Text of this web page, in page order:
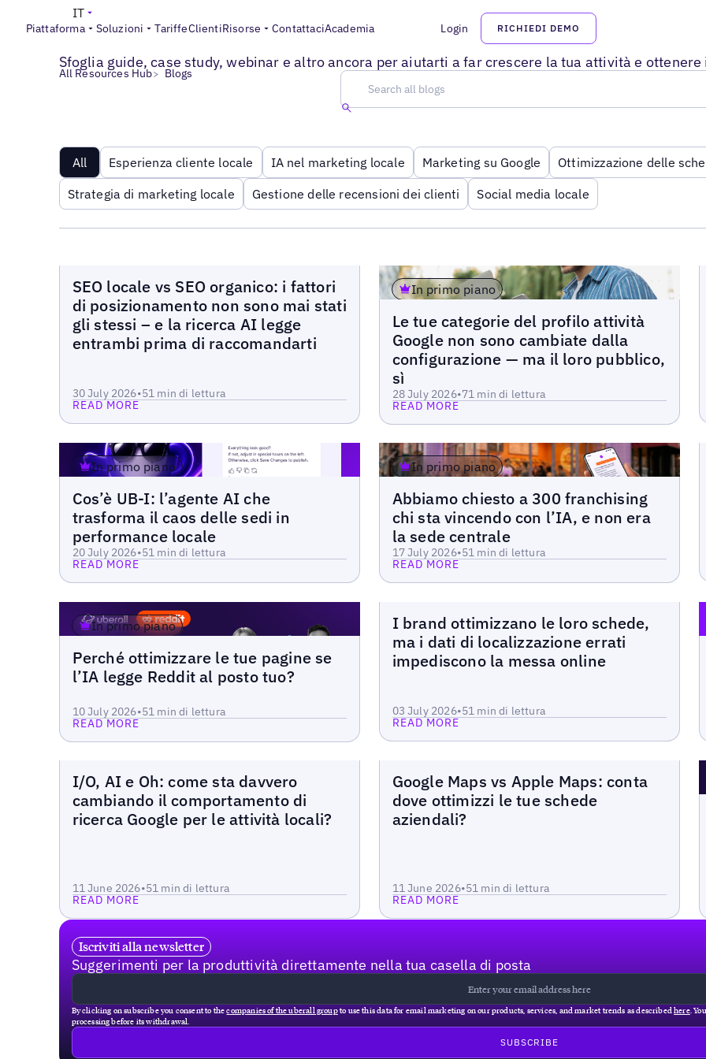
Piattaforma Soluzioni TariffeClientiRisorse ContattaciAcademia Login RICHIEDI DEMO
IT
All Resources Hub> Blogs
BLOG
Sfoglia guide, case study, webinar e altro ancora per aiutarti a far crescere la tua attività e
All Esperienza cliente locale IA nel marketing locale Marketing su Google
Ottimizzazione delle
Strategia di marketing locale
Gestione delle recensioni dei clienti Social media locale
SEO locale vs SEO organico: i fattori
di posizionamento non sono mai stati
gli stessi – e la ricerca AI legge
entrambi prima di raccomandarti
30 July 2026•51 min di lettura
Read more
READ MORE
In primo piano
Le tue categorie del profilo attività
Google non sono cambiate dalla
configurazione — ma il loro pubblico,
sì
28 July 2026•71 min di lettura
Read more
READ MORE
In primo piano
Cos’è UB-I: l’agente AI che
trasforma il caos delle sedi in
performance locale
20 July 2026•51 min di lettura
Read more
READ MORE
In primo piano
Abbiamo chiesto a 300 franchising
chi sta vincendo con l’IA, e non era
la sede centrale
17 July 2026•51 min di lettura
Read more
READ MORE
In primo piano
Perché ottimizzare le tue pagine se
l’IA legge Reddit al posto tuo?
10 July 2026•51 min di lettura
Read more
READ MORE
I brand ottimizzano le loro schede,
ma i dati di localizzazione errati
impediscono la messa online
03 July 2026•51 min di lettura
Read more
READ MORE
I/O, AI e Oh: come sta davvero
cambiando il comportamento di
ricerca Google per le attività locali?
11 June 2026•51 min di lettura
Read more
READ MORE
Google Maps vs Apple Maps: conta
dove ottimizzi le tue schede
aziendali?
11 June 2026•51 min di lettura
Read more
READ MORE
CARICA ALTRO
Iscriviti alla newsletter
Suggerimenti per la produttività direttamente nella tua casella di posta
By clicking on subscribe you consent to thecompanies of the uberall groupto use this data for email marketing on our products, services, and market trends as describedhere.
processing before its withdrawal.